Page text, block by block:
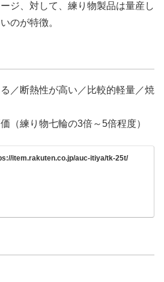
ジ、対して、練り物製品は量産し
のが特徴。
／断熱性が高い／比較的軽量／焼
（練り物七輪の3倍～5倍程度）
item.rakuten.co.jp/auc-itiya/tk-25t/